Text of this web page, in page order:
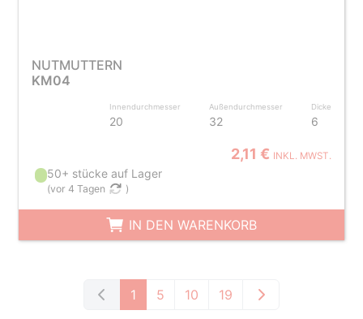
NUTMUTTERN
KM04
Innendurchmesser
20
Außendurchmesser
32
Dicke
6
2,11 € INKL. MWST.
50+ stücke auf Lager
(vor 4 Tagen )
IN DEN WARENKORB
1 5 10 19